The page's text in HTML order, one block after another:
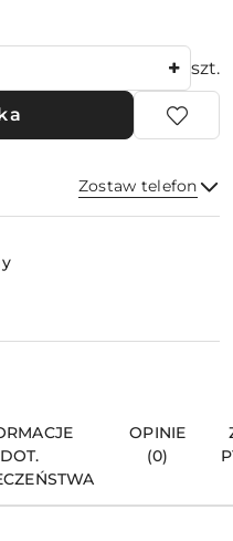
szt.
Zostaw telefon
DOT.
OPINIE
(0)